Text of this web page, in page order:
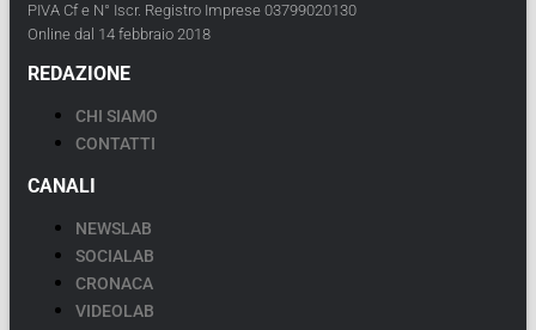
PIVA Cf e N° Iscr. Registro Imprese 03799020130
Online dal 14 febbraio 2018
REDAZIONE
CHI SIAMO
CONTATTI
CANALI
NEWSLAB
SOCIALAB
CRONACA
VIDEOLAB